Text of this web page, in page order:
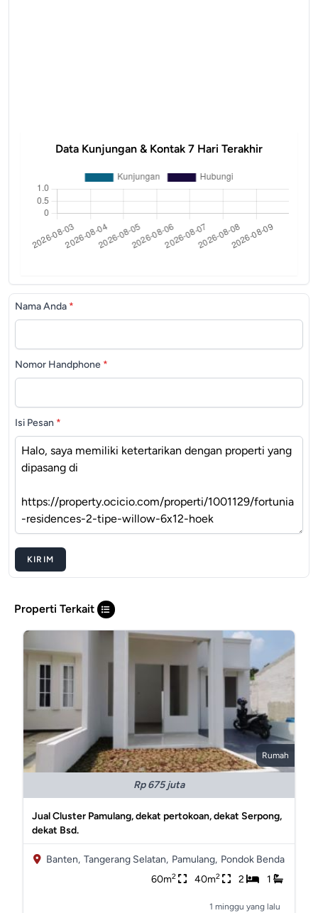
Data Kunjungan & Kontak 7 Hari Terakhir
Nama Anda *
Nomor Handphone *
Isi Pesan *
KIRIM
Properti Terkait
Rumah
Rp 675 juta
Jual Cluster Pamulang, dekat pertokoan, dekat Serpong,
dekat Bsd.
Banten, Tangerang Selatan, Pamulang, Pondok Benda
60m2 40m2 2 1
1 minggu yang lalu